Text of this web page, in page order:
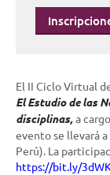
El II Ciclo Virtual
El Estudio de las
disciplinas,a
evento se llevará
Perú). La
https://bit.ly/